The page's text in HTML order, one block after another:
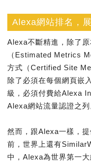
Alexa網站排名，
Alexa不斷精進，除了
（Estimated Metrics
方式（Certified Site
除了必須在每個網頁嵌
級，必須付費給Alexa
Alexa網站流量認證之列
然而，跟Alexa一樣，
前，世界上還有
中，Alexa為世界第一